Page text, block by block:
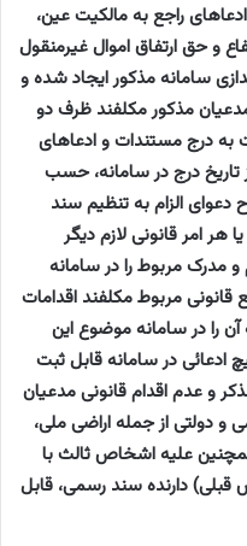
راجع به مالکیت عین،
و حق ارتفاق اموال غیرمنقول
سامانه مذکور ایجاد شده و
مذکور مکلفند ظرف دو
به درج مستندات و ادعاهای
درج در سامانه، حسب
الزام به تنظیم سند
هر امر قانونی لازم دیگر
مدرک مربوط را در سامانه
قانونی مربوط مکلفند اقدامات
را در سامانه موضوع این
ادعائی در سامانه قابل ثبت
و عدم اقدام قانونی مدعیان
و دولتی از جمله اراضی ملی،
علیه اشخاص ثالث با
دارنده سند رسمی، قابل